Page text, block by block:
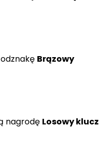
Brązowy
nagrodę Losowy klucz